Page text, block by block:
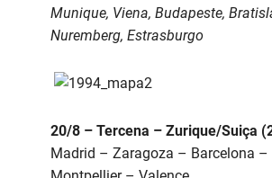
Munique, Viena, Budapeste,
Nuremberg, Estrasburgo
20/8 – Tercena – Zurique/Suiça
Madrid – Zaragoza – Barcelona –